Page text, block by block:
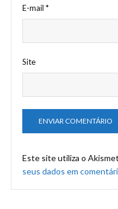
E-mail *
Site
Este site utiliza o
seus dados em